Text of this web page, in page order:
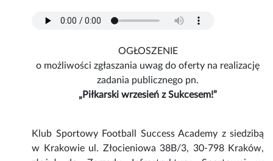
OGŁOSZENIE
o możliwości zgłaszania uwag do oferty na realizację
zadania publicznego pn.
„Piłkarski wrzesień z Sukcesem!”
Klub Sportowy Football Success Academy z siedzibą
w Krakowie ul. Złocieniowa 38B/3, 30-798 Kraków,